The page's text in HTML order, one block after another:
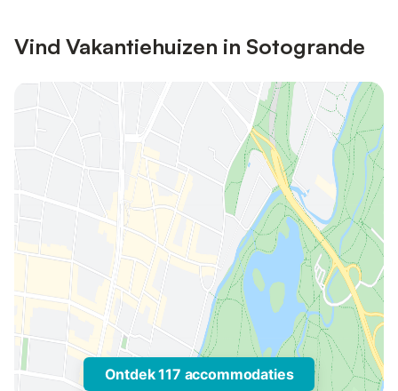
Vind Vakantiehuizen in Sotogrande
Ontdek 117 accommodaties